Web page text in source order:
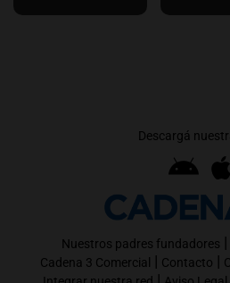
Descargá
Nuestros padres fundadores |
Cadena 3 Comercial | Contacto |